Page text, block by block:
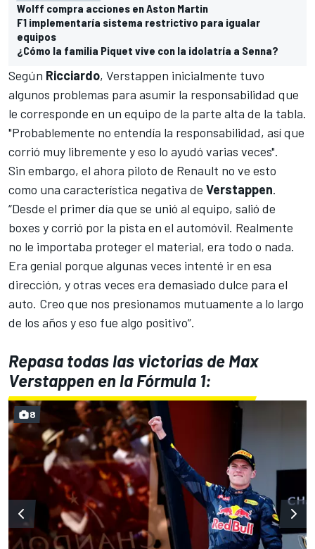
Wolff compra acciones en Aston Martin
F1 implementaría sistema restrictivo para igualar
equipos
¿Cómo la familia Piquet vive con la idolatría a Senna?
Según Ricciardo, Verstappen inicialmente tuvo
algunos problemas para asumir la responsabilidad que
le corresponde en un equipo de la parte alta de la tabla.
"Probablemente no entendía la responsabilidad, así que
corrió muy libremente y eso lo ayudó varias veces".
Sin embargo, el ahora piloto de Renault no ve esto
como una característica negativa de Verstappen.
“Desde el primer día que se unió al equipo, salió de
boxes y corrió por la pista en el automóvil. Realmente
no le importaba proteger el material, era todo o nada.
Era genial porque algunas veces intenté ir en esa
dirección, y otras veces era demasiado dulce para el
auto. Creo que nos presionamos mutuamente a lo largo
de los años y eso fue algo positivo”.
Repasa todas las victorias de Max
Verstappen en la Fórmula 1:
8